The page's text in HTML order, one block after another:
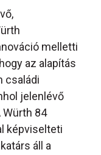
melletti
az alapítás
családi
jelenlévő
Würth 84
képviselteti
áll a